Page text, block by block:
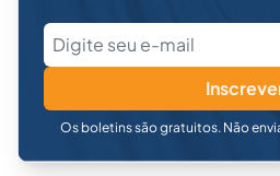
Os boletins são gratuitos. Não